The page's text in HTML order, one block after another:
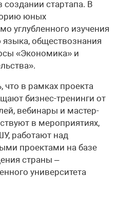
стартапа. В
юных
углубленного изучения
языка, обществознания
«Экономика» и
что в рамках проекта
бизнес-тренинги от
вебинары и мастер-
в мероприятиях,
работают над
проектами на базе
страны –
университета